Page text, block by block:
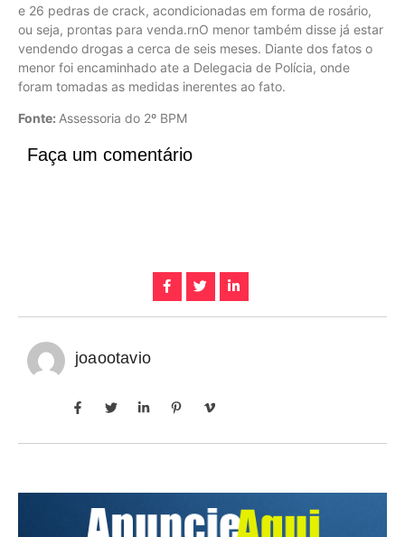
e 26 pedras de crack, acondicionadas em forma de rosário,
ou seja, prontas para venda.rnO menor também disse já estar
vendendo drogas a cerca de seis meses. Diante dos fatos o
menor foi encaminhado ate a Delegacia de Polícia, onde
foram tomadas as medidas inerentes ao fato.
Fonte: Assessoria do 2º BPM
Faça um comentário
joaootavio